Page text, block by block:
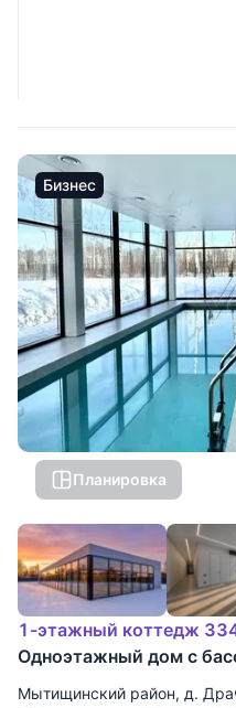
Бизнес
Планировка
1-этажный коттедж
Одноэтажный дом с
Мытищинский район, д.